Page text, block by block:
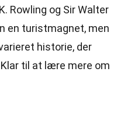
Rowling og Sir Walter
en turistmagnet, men
historie, der
til at lære mere om